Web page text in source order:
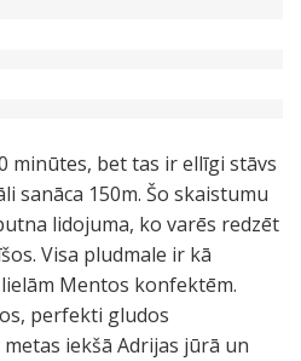
minūtes, bet tas ir ellīgi stāvs
sanāca 150m. Šo skaistumu
lidojuma, ko varēs redzēt
Visa pludmale ir kā
Mentos konfektēm.
perfekti gludos
iekšā Adrijas jūrā un